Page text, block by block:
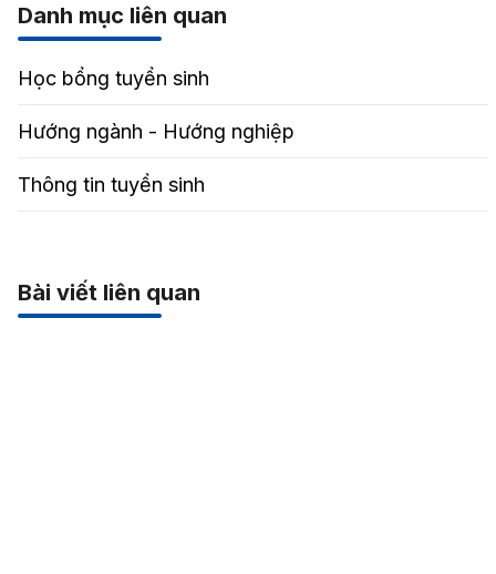
Danh mục liên quan
Học bổng tuyển sinh
Hướng ngành - Hướng nghiệp
Thông tin tuyển sinh
Bài viết liên quan